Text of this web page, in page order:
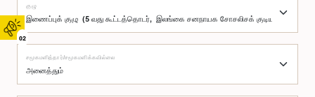
02
குழு
சமூகமளித்தார்/சமூகமளிக்கவில்லை